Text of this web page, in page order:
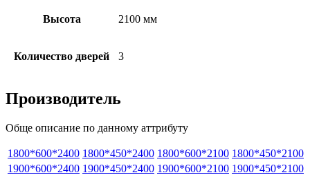
Высота 2100 мм
Количество дверей 3
Производитель
Обще описание по данному аттрибуту
1800*600*2400 1800*450*2400 1800*600*2100 1800*450*2100
1900*600*2400 1900*450*2400 1900*600*2100 1900*450*2100